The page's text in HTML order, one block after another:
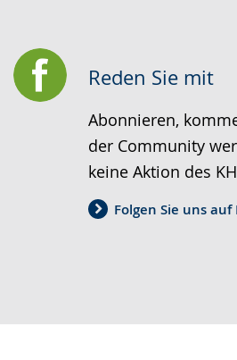
Reden Sie mit
Abonnieren,
der Community
keine Aktion des
Folgen Sie uns auf